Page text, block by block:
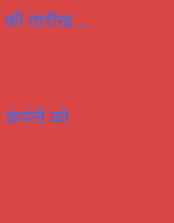
की तारीख…
कंपंनी को